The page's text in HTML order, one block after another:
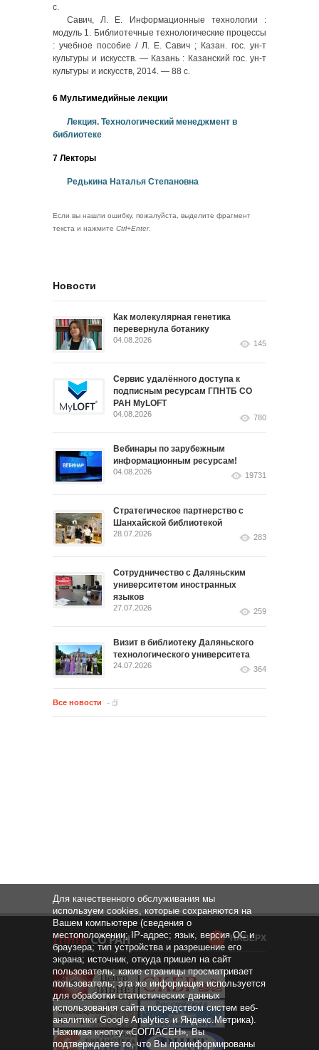
с.
Савич, Л. Е. Информационные технологии :
модуль 1. Библиотечные технологические процессы
: учебное пособие / Л. Е. Савич ; Казан. гос. ун-т
культуры и искусств. — Казань : Казанский гос. ун-т
культуры и искусств, 2014. — 88 с.
6 Мультимедийные лекции
Лекция. Технологический менеджмент в
библиотеке
7 Лекторы
Редькина Наталья Степановна
Если вы нашли ошибку, пожалуйста, выделите фрагмент
текста и нажмите Ctrl+Enter.
Новости
Как молекулярная генетика
перевернула ботанику
04.08.2026 145
Сервис удалённого доступа к
подписным ресурсам ГПНТБ СО
РАН MyLOFT
04.08.2026 780
Вебинары по зарубежным
информационным ресурсам!
04.08.2026 19731
Стратегическое партнерство с
Шанхайской библиотекой
28.07.2026 283
Сотрудничество с Даляньским
университетом иностранных
языков
27.07.2026 259
Визит в библиотеку Даляньского
технологического университета
24.07.2026 364
Все новости
НАВЕРХ
Для качественного обслуживания мы
используем cookies, которые сохраняются на
Вашем компьютере (сведения о
местоположении; IP-адрес; язык, версия ОС и
браузера; тип устройства и разрешение его
экрана; источник, откуда пришел на сайт
пользователь; какие страницы просматривает
пользователь; эта же информация используется
для обработки статистических данных
использования сайта посредством систем веб-
аналитики Google Analytics и Яндекс.Метрика).
Нажимая кнопку «СОГЛАСЕН», Вы
подтверждаете то, что Вы проинформированы